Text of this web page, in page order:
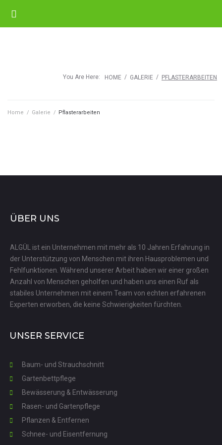
You Are Here: HOME / GALERIE / PFLASTERARBEITEN
Home / Galerie / Pflasterarbeiten
ÜBER UNS
ALGÜL ist ein Unternehmen mit mehr als 10 Jahren Erfahrung in
der Unterstützung von Menschen mit ihren Hausproblemen und
Fehlfunktionen. Während unserer Arbeit haben wir einer großen
Anzahl von Menschen geholfen und haben uns einen Ruf als
stabiles Unternehmen mit einem Team von echten erfahrenen
Experten erworben, die keine Schwierigkeiten fürchten.
UNSER SERVICE
Baum- und Strauchschnitt
Gartenbettpflege
Bewässerung & Entwässerung
Rasen- und Gartenpflege
Pflanzen & Entfernen
Schnee- und Eisentfernung